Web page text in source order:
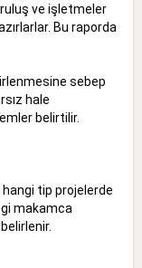
ve işletmeler
Bu raporda
sebep
hale
belirtilir.
hangi tip projelerde
makamca